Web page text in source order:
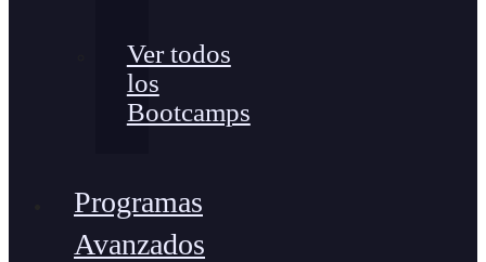
Ver todos
los
Bootcamps
Programas
Avanzados